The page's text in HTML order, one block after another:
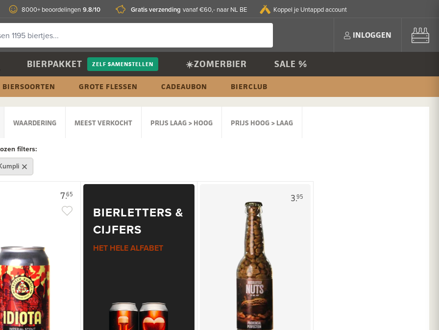
8000+ beoordelingen 9.8/10 Gratis verzending vanaf €60,- naar NL BE Koppel je Untappd account
INLOGGEN
BIERPAKKET ZELF SAMENSTELLEN ☀️ZOMERBIER SALE %
BIERSOORTEN GROTE FLESSEN CADEAUBON BIERCLUB
WAARDERING MEEST VERKOCHT PRIJS LAAG > HOOG PRIJS HOOG > LAAG
filters:
7.65
BIERLETTERS &
CIJFERS
HET HELE ALFABET
3.95